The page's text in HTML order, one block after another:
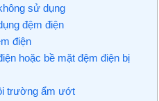
sử dụng
đệm điện
điện
hoặc bề mặt đệm điện bị
trường ẩm ướt